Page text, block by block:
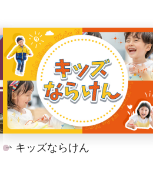
キッズならけん